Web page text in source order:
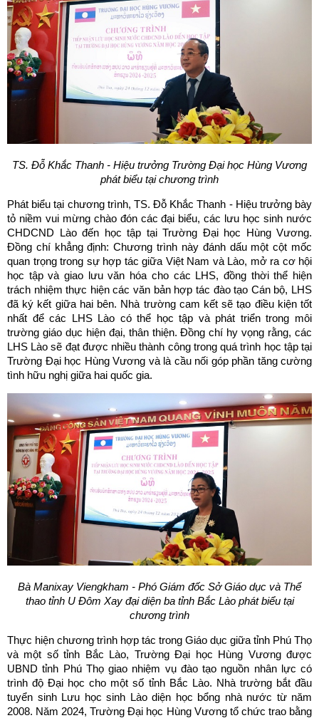
TS. Đỗ Khắc Thanh - Hiệu trưởng Trường Đại học Hùng Vương
phát biểu tại chương trình
Phát biểu tại chương trình, TS. Đỗ Khắc Thanh - Hiệu trưởng bày
tỏ niềm vui mừng chào đón các đại biểu, các lưu học sinh nước
CHDCND Lào đến học tập tại Trường Đại học Hùng Vương.
Đồng chí khẳng định: Chương trình này đánh dấu một cột mốc
quan trọng trong sự hợp tác giữa Việt Nam và Lào, mở ra cơ hội
học tập và giao lưu văn hóa cho các LHS, đồng thời thể hiện
trách nhiệm thực hiện các văn bản hợp tác đào tạo Cán bộ, LHS
đã ký kết giữa hai bên. Nhà trường cam kết sẽ tạo điều kiện tốt
nhất để các LHS Lào có thể học tập và phát triển trong môi
trường giáo dục hiện đại, thân thiện. Đồng chí hy vọng rằng, các
LHS Lào sẽ đạt được nhiều thành công trong quá trình học tập tại
Trường Đại học Hùng Vương và là cầu nối góp phần tăng cường
tình hữu nghị giữa hai quốc gia.
Bà Manixay Viengkham - Phó Giám đốc Sở Giáo dục và Thể
thao tỉnh U Đôm Xay đại diện ba tỉnh Bắc Lào phát biểu tại
chương trình
Thực hiện chương trình hợp tác trong Giáo dục giữa tỉnh Phú Thọ
và một số tỉnh Bắc Lào, Trường Đại học Hùng Vương được
UBND tỉnh Phú Thọ giao nhiệm vụ đào tạo nguồn nhân lực có
trình độ Đại học cho một số tỉnh Bắc Lào. Nhà trường bắt đầu
tuyển sinh Lưu học sinh Lào diện học bổng nhà nước từ năm
2008. Năm 2024, Trường Đại học Hùng Vương tổ chức trao bằng